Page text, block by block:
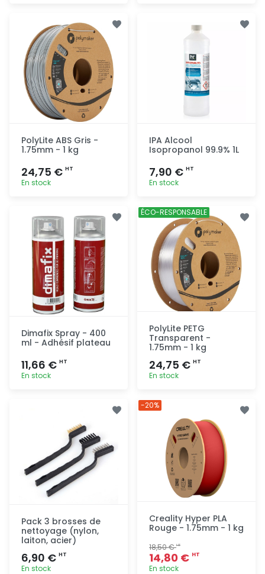
rapide
rapide
PolyLite ABS Gris -
1.75mm - 1 kg
24,75 € HT
En stock
rapide
IPA Alcool
Isopropanol 99.9% 1L
7,90 € HT
En stock
Ajout
rapide
Dimafix Spray - 400
ml - Adhésif plateau
11,66 € HT
En stock
PolyLite PETG
Transparent -
1.75mm - 1 kg
24,75 € HT
En stock
ÉCO-RESPONSABLE
Pack 3 brosses de
nettoyage (nylon,
laiton, acier)
6,90 € HT
En stock
Creality Hyper PLA
Rouge - 1.75mm - 1 kg
18,50 €HT
14,80 € HT
En stock
-20%